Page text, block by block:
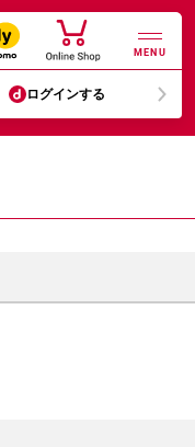
MENU
ログインする